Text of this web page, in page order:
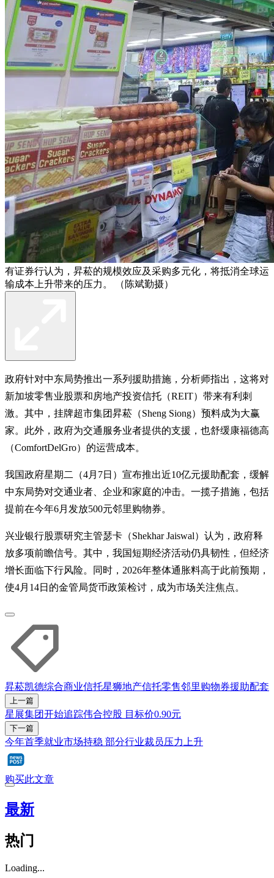
有证券行认为，昇菘的规模效应及采购多元化，将抵消全球运
输成本上升带来的压力。 （陈斌勤摄）
政府针对中东局势推出一系列援助措施，分析师指出，这将对
新加坡零售业股票和房地产投资信托（REIT）带来有利刺
激。其中，挂牌超市集团昇菘（Sheng Siong）预料成为大赢
家。此外，政府为交通服务业者提供的支援，也舒缓康福德高
（ComfortDelGro）的运营成本。
我国政府星期二（4月7日）宣布推出近10亿元援助配套，缓解
中东局势对交通业者、企业和家庭的冲击。一揽子措施，包括
提前在今年6月发放500元邻里购物券。
兴业银行股票研究主管瑟卡（Shekhar Jaiswal）认为，政府释
放多项前瞻信号。其中，我国短期经济活动仍具韧性，但经济
增长面临下行风险。同时，2026年整体通胀料高于此前预期，
使4月14日的金管局货币政策检讨，成为市场关注焦点。
昇菘凯德综合商业信托星狮地产信托零售邻里购物券援助配套
上一篇
星展集团开始追踪伟合控股 目标价0.90元
下一篇
今年首季就业市场持稳 部分行业裁员压力上升
购买此文章
最新
热门
Loading...